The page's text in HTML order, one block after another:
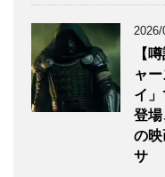
2026/
【
ャ
イ
登場
の映
サ